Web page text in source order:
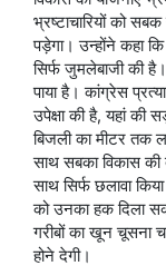
भ्रष्टाचारियों को
पड़ेगा। उन्होंने कहा
सिर्फ जुमलेबाजी की
पाया है। कांग्रेस
उपेक्षा की है, यहां
बिजली का मीटर तक
साथ सबका विकास की
साथ सिर्फ छलावा
को उनका हक दिला
गरीबों का खून चूसना
होने देगी।